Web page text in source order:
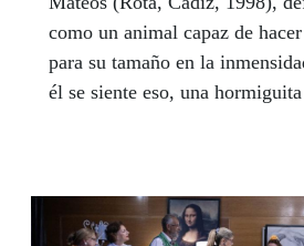
como un animal capaz de
para su tamaño en la
él se siente eso, una hormiguita
en Sexualidad y Psicología